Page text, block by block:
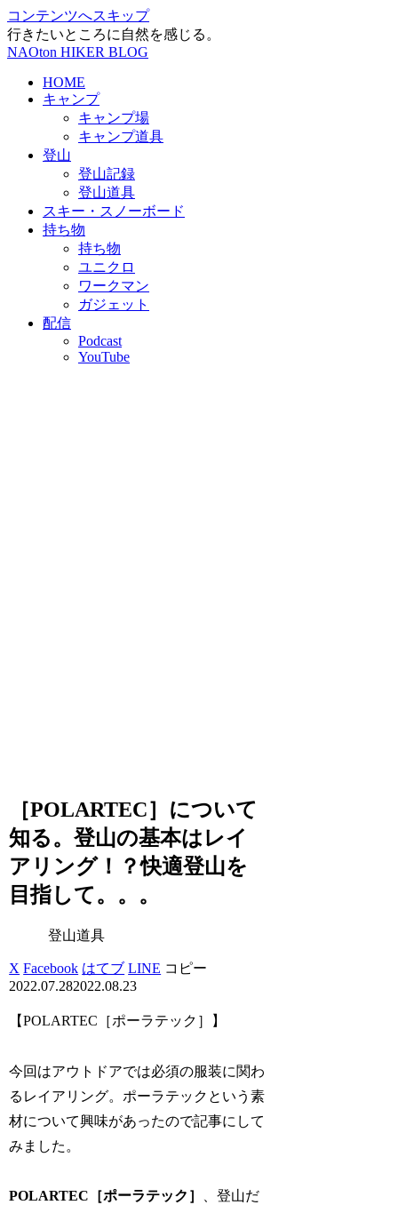
コンテンツへスキップ
行きたいところに自然を感じる。
NAOton HIKER BLOG
HOME
キャンプ
キャンプ場
キャンプ道具
登山
登山記録
登山道具
スキー・スノーボード
持ち物
持ち物
ユニクロ
ワークマン
ガジェット
配信
Podcast
YouTube
［POLARTEC］について
知る。登山の基本はレイ
アリング！？快適登山を
目指して。。。
登山道具
X Facebook はてブ LINE コピー
2022.07.282022.08.23
【POLARTEC［ポーラテック］】
今回はアウトドアでは必須の服装に関わ
るレイアリング。ポーラテックという素
材について興味があったので記事にして
みました。
POLARTEC［ポーラテック］
、登山だ